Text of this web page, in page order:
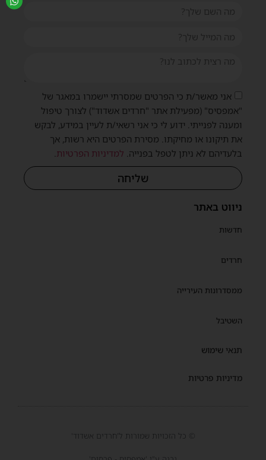
ניווט באתר
חדשות
חרדים
ממסדרונות העירייה
השטיבל
תנאי שימוש
מדיניות פרטיות
אני מאשר/ת כי הפרטים שמסרתי יישמרו במאגר של
"אמפסיס" (מפעילת אתר "חרדים אשדוד") לצורך טיפול
ומענה לפנייתי. ידוע לי כי אני רשאי/ת לעיין במידע, לבקש
את תיקונו או מחיקתו. מסירת הפרטים היא רשות, אך
בלעדיהם לא ניתן לטפל בפנייה. למדיניות הפרטיות
שליחה
© כל הזכויות שמורות ל'חרדים אשדוד'